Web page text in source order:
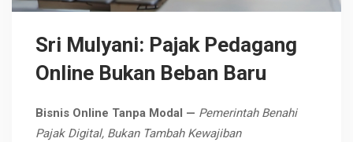
Sri Mulyani: Pajak Pedagang
Online Bukan Beban Baru
Bisnis Online Tanpa Modal — Pemerintah Benahi
Pajak Digital, Bukan Tambah Kewajiban